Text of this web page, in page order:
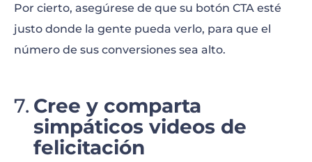
Por cierto, asegúrese de que su botón CTA esté
justo donde la gente pueda verlo, para que el
número de sus conversiones sea alto.
Cree y comparta
simpáticos videos de
felicitación